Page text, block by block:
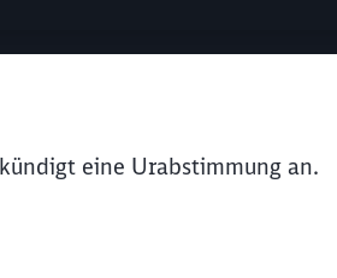
eine Urabstimmung an.